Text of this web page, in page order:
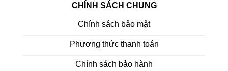
CHÍNH SÁCH CHUNG
Chính sách bảo mật
Phương thức thanh toán
Chính sách bảo hành